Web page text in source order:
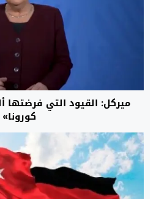
ميركل: القيود التي فرضتها
كورونا»